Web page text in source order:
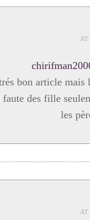
bon article mais
faute des fille
les